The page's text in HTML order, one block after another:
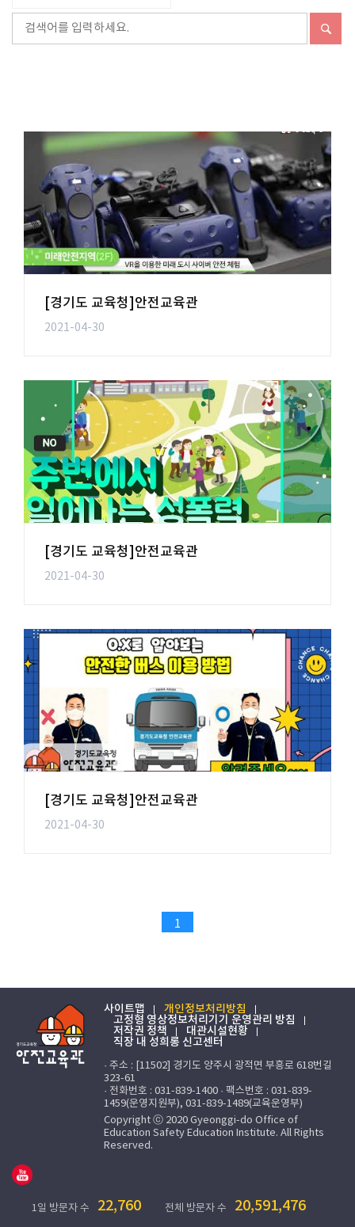
[경기도 교육청]안전교육관
2021-04-30
[경기도 교육청]안전교육관
2021-04-30
[경기도 교육청]안전교육관
2021-04-30
1
사이트맵
개인정보처리방침
고정형 영상정보처리기기 운영관리 방침
저작권 정책
대관시설현황
직장 내 성희롱 신고센터
· 주소 : [11502] 경기도 양주시 광적면 부흥로 618번길
323-61
· 전화번호 : 031-839-1400 · 팩스번호 : 031-839-
1459(운영지원부), 031-839-1489(교육운영부)
Copyright ⓒ 2020 Gyeonggi-do Office of
Education Safety Education Institute. All Rights
Reserved.
1일 방문자 수 22,760 전체 방문자 수 20,591,476